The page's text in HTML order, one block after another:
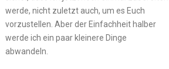
werde, nicht zuletzt auch, um es Euch
vorzustellen. Aber der Einfachheit halber
werde ich ein paar kleinere Dinge
abwandeln.